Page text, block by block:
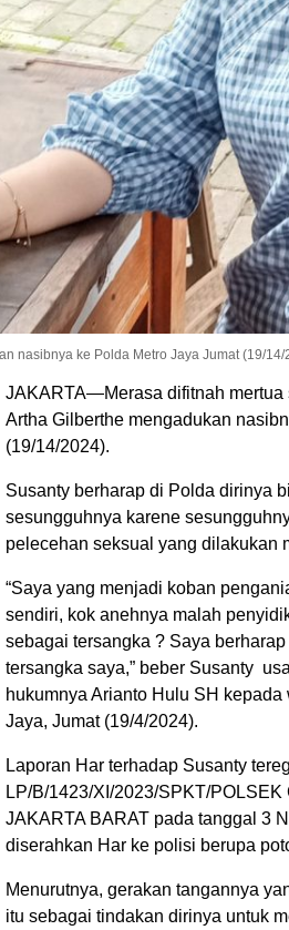
nasibnya ke Polda Metro Jaya Jumat (19/14/
JAKARTA—Merasa difitnah mertua
Artha Gilberthe mengadukan
(19/14/2024).
Susanty berharap di Polda dirinya
sesungguhnya karene
pelecehan seksual yang dilakukan
“Saya yang menjadi koban
sendiri, kok anehnya malah
sebagai tersangka ? Saya
tersangka saya,” beber Susanty
hukumnya Arianto Hulu SH
Jaya, Jumat (19/4/2024).
Laporan Har terhadap Susanty
LP/B/1423/XI/2023/SPKT/
JAKARTA BARAT pada tanggal 3
diserahkan Har ke polisi berupa
Menurutnya, gerakan tangannya
itu sebagai tindakan dirinya untuk